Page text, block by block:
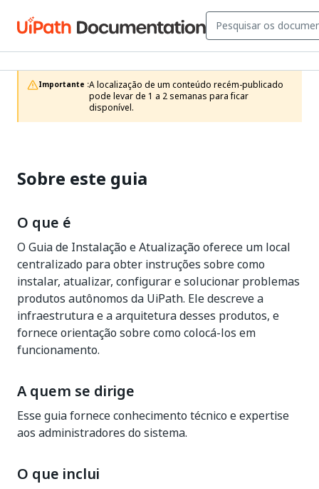
Importante :A localização de um conteúdo recém-publicado
pode levar de 1 a 2 semanas para ficar
disponível.
Sobre este guia
O que é
O Guia de Instalação e Atualização oferece um local
centralizado para obter instruções sobre como
instalar, atualizar, configurar e solucionar problemas
produtos autônomos da UiPath. Ele descreve a
infraestrutura e a arquitetura desses produtos, e
fornece orientação sobre como colocá-los em
funcionamento.
A quem se dirige
Esse guia fornece conhecimento técnico e expertise
aos administradores do sistema.
O que inclui